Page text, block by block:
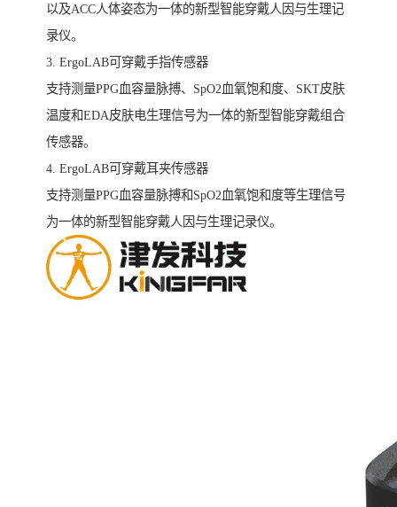
以及ACC人体姿态为一体的新型智能穿戴人因与生理记
录仪。
3. ErgoLAB可穿戴手指传感器
支持测量PPG血容量脉搏、SpO2血氧饱和度、SKT皮肤
温度和EDA皮肤电生理信号为一体的新型智能穿戴组合
传感器。
4. ErgoLAB可穿戴耳夹传感器
支持测量PPG血容量脉搏和SpO2血氧饱和度等生理信号
为一体的新型智能穿戴人因与生理记录仪。